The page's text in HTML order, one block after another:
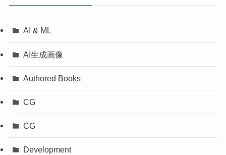
AI & ML
AI生成画像
Authored Books
CG
CG
Development